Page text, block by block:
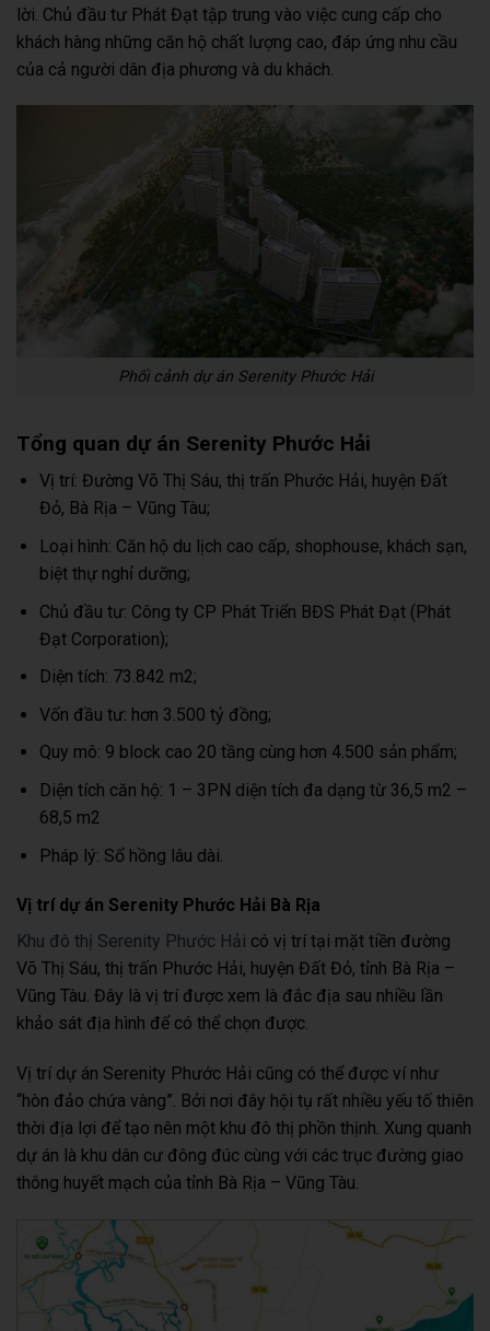
lời. Chủ đầu tư Phát Đạt tập trung vào việc cung cấp cho
khách hàng những căn hộ chất lượng cao, đáp ứng nhu cầu
của cả người dân địa phương và du khách.
Phối cảnh dự án Serenity Phước Hải
Tổng quan dự án Serenity Phước Hải
Vị trí: Đường Võ Thị Sáu, thị trấn Phước Hải, huyện Đất
Đỏ, Bà Rịa – Vũng Tàu;
Loại hình: Căn hộ du lịch cao cấp, shophouse, khách sạn,
biệt thự nghỉ dưỡng;
Chủ đầu tư: Công ty CP Phát Triển BĐS Phát Đạt (Phát
Đạt Corporation);
Diện tích: 73.842 m2;
Vốn đầu tư: hơn 3.500 tỷ đồng;
Quy mô: 9 block cao 20 tầng cùng hơn 4.500 sản phẩm;
Diện tích căn hộ: 1 – 3PN diện tích đa dạng từ 36,5 m2 –
68,5 m2
Pháp lý: Sổ hồng lâu dài.
Vị trí dự án Serenity Phước Hải Bà Rịa
Khu đô thị Serenity Phước Hải có vị trí tại mặt tiền đường
Võ Thị Sáu, thị trấn Phước Hải, huyện Đất Đỏ, tỉnh Bà Rịa –
Vũng Tàu. Đây là vị trí được xem là đắc địa sau nhiều lần
khảo sát địa hình để có thể chọn được.
Vị trí dự án Serenity Phước Hải cũng có thể được ví như
“hòn đảo chứa vàng”. Bởi nơi đây hội tụ rất nhiều yếu tố thiên
thời địa lợi để tạo nên một khu đô thị phồn thịnh. Xung quanh
dự án là khu dân cư đông đúc cùng với các trục đường giao
thông huyết mạch của tỉnh Bà Rịa – Vũng Tàu.